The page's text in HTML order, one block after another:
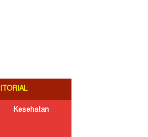
Kesehatan